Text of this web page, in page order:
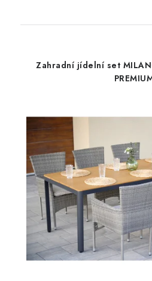
Zahradní jídelní set